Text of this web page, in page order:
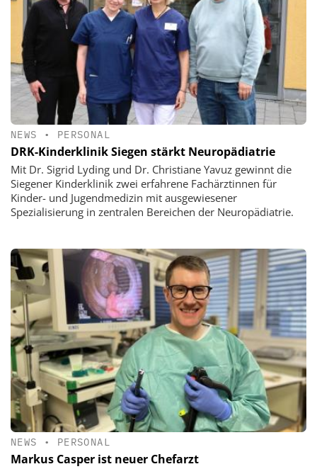
NEWS • PERSONAL
DRK-Kinderklinik Siegen stärkt Neuropädiatrie
Mit Dr. Sigrid Lyding und Dr. Christiane Yavuz gewinnt die
Siegener Kinderklinik zwei erfahrene Fachärztinnen für
Kinder- und Jugendmedizin mit ausgewiesener
Spezialisierung in zentralen Bereichen der Neuropädiatrie.
NEWS • PERSONAL
Markus Casper ist neuer Chefarzt